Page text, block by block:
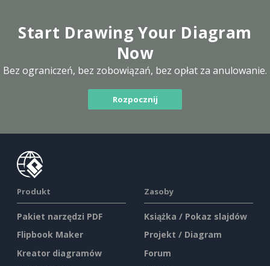
Start Drawing Your Diagram
Now
Bez ograniczeń, bez zobowiązań, bez opłat za anulowanie.
Rozpocznij
Produkt
Pakiet narzędzi PDF
Flipbook Maker
Kreator diagramów
Zasoby
Książka / Pokaz slajdów
Projekt / Diagram
Forum